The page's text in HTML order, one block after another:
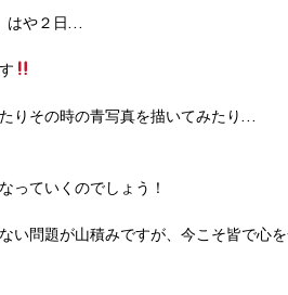
はや２日…
りその時の青写真を描いてみたり…
っていくのでしょう！
い問題が山積みですが、今こそ皆で心